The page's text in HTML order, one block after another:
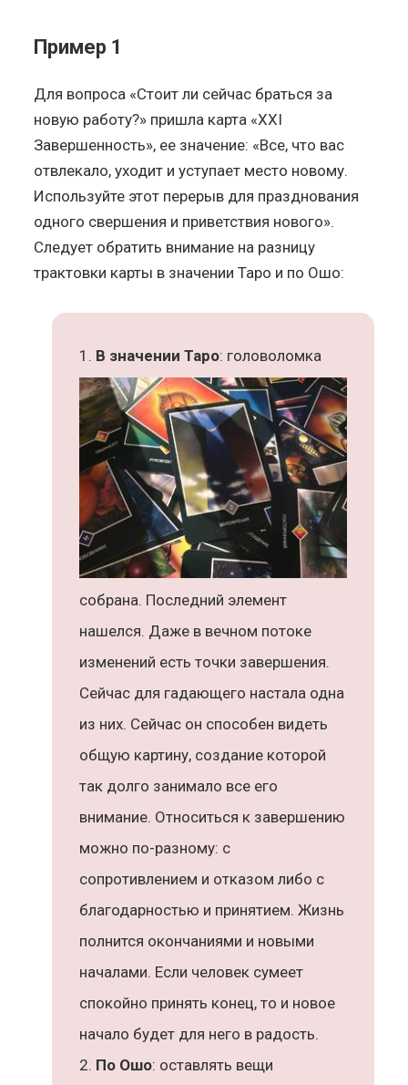
Пример 1
Для вопроса «Стоит ли сейчас браться за
новую работу?» пришла карта «XXI
Завершенность», ее значение: «Все, что вас
отвлекало, уходит и уступает место новому.
Используйте этот перерыв для празднования
одного свершения и приветствия нового».
Следует обратить внимание на разницу
трактовки карты в значении Таро и по Ошо:
В значении Таро: головоломка
собрана. Последний элемент
нашелся. Даже в вечном потоке
изменений есть точки завершения.
Сейчас для гадающего настала одна
из них. Сейчас он способен видеть
общую картину, создание которой
так долго занимало все его
внимание. Относиться к завершению
можно по-разному: с
сопротивлением и отказом либо с
благодарностью и принятием. Жизнь
полнится окончаниями и новыми
началами. Если человек сумеет
спокойно принять конец, то и новое
начало будет для него в радость.
По Ошо: оставлять вещи